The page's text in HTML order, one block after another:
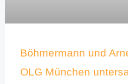
Böhmermann und
OLG München